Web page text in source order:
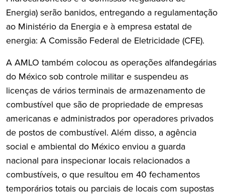
Energia) serão banidos, entregando a regulamentação
ao Ministério da Energia e à empresa estatal de
energia: A Comissão Federal de Eletricidade (CFE).
A AMLO também colocou as operações alfandegárias
do México sob controle militar e suspendeu as
licenças de vários terminais de armazenamento de
combustível que são de propriedade de empresas
americanas e administrados por operadores privados
de postos de combustível. Além disso, a agência
social e ambiental do México enviou a guarda
nacional para inspecionar locais relacionados a
combustíveis, o que resultou em 40 fechamentos
temporários totais ou parciais de locais com supostas